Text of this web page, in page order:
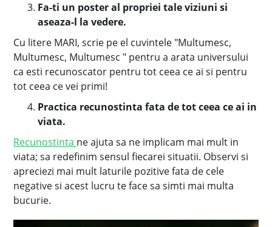
Fa-ti un poster al propriei tale viziuni si
aseaza-l la vedere.
Cu litere MARI, scrie pe el cuvintele "Multumesc,
Multumesc, Multumesc " pentru a arata universului
ca esti recunoscator pentru tot ceea ce ai si pentru
tot ceea ce vei primi!
Practica recunostinta fata de tot ceea ce ai in
viata.
Recunostinta ne ajuta sa ne implicam mai mult in
viata; sa redefinim sensul fiecarei situatii. Observi si
apreciezi mai mult laturile pozitive fata de cele
negative si acest lucru te face sa simti mai multa
bucurie.